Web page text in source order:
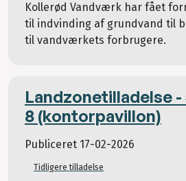
Kollerød Vandværk har fået
til indvinding af grundvand til
til vandværkets forbrugere.
Landzonetilladelse
8 (kontorpavillon)
Publiceret 17-02-2026
Tidligere tilladelse